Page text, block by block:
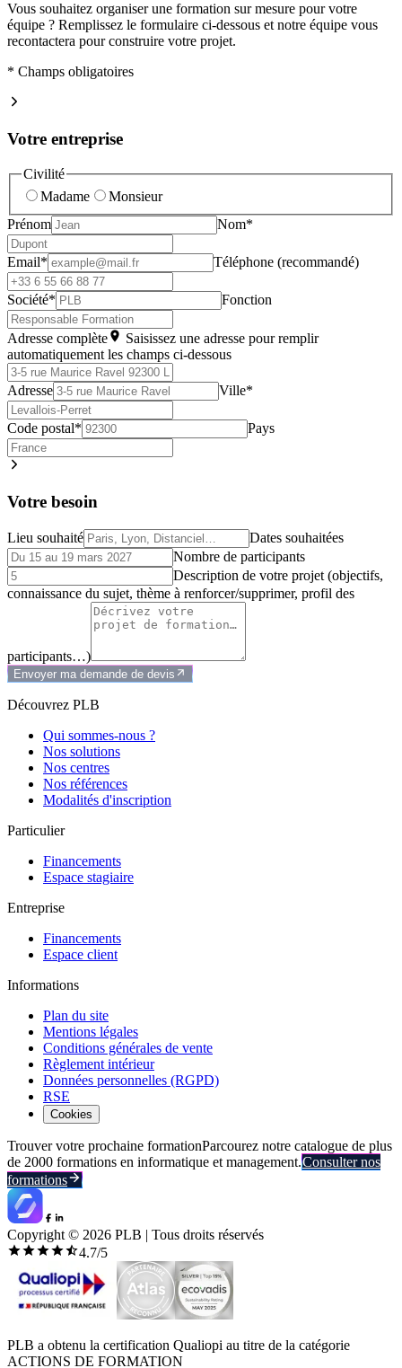
Vous souhaitez organiser une formation sur mesure pour votre
équipe ? Remplissez le formulaire ci-dessous et notre équipe vous
recontactera pour construire votre projet.
* Champs obligatoires
Votre entreprise
Civilité
Madame
Monsieur
Prénom
Nom*
Email* Téléphone (recommandé)
Société* Fonction
Adresse complète
Saisissez une adresse pour remplir
automatiquement les champs ci-dessous
Adresse Ville*
Code postal* Pays
Votre besoin
Lieu souhaité
Dates souhaitées
Nombre de participants
Description de votre projet (objectifs,
connaissance du sujet, thème à renforcer/supprimer, profil des
participants…)
Envoyer ma demande de devis
Découvrez PLB
Qui sommes-nous ?
Nos solutions
Nos centres
Nos références
Modalités d'inscription
Particulier
Financements
Espace stagiaire
Entreprise
Financements
Espace client
Informations
Plan du site
Mentions légales
Conditions générales de vente
Règlement intérieur
Données personnelles (RGPD)
RSE
Cookies
Trouver votre prochaine formationParcourez notre catalogue de plus
de 2000 formations en informatique et management.Consulter nos
formations
Copyright © 2026 PLB | Tous droits réservés
4.7/5
PLB a obtenu la certification Qualiopi au titre de la catégorie
ACTIONS DE FORMATION